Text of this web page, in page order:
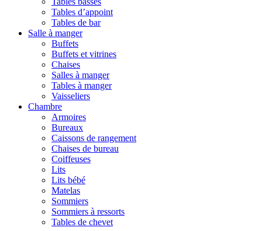
Tables d’appoint
Tables de bar
Salle à manger
Buffets
Buffets et vitrines
Chaises
Salles à manger
Tables à manger
Vaisseliers
Chambre
Armoires
Bureaux
Caissons de rangement
Chaises de bureau
Coiffeuses
Lits
Lits bébé
Matelas
Sommiers
Sommiers à ressorts
Tables de chevet